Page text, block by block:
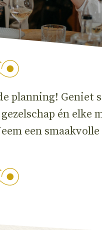
planning!
én elke
een